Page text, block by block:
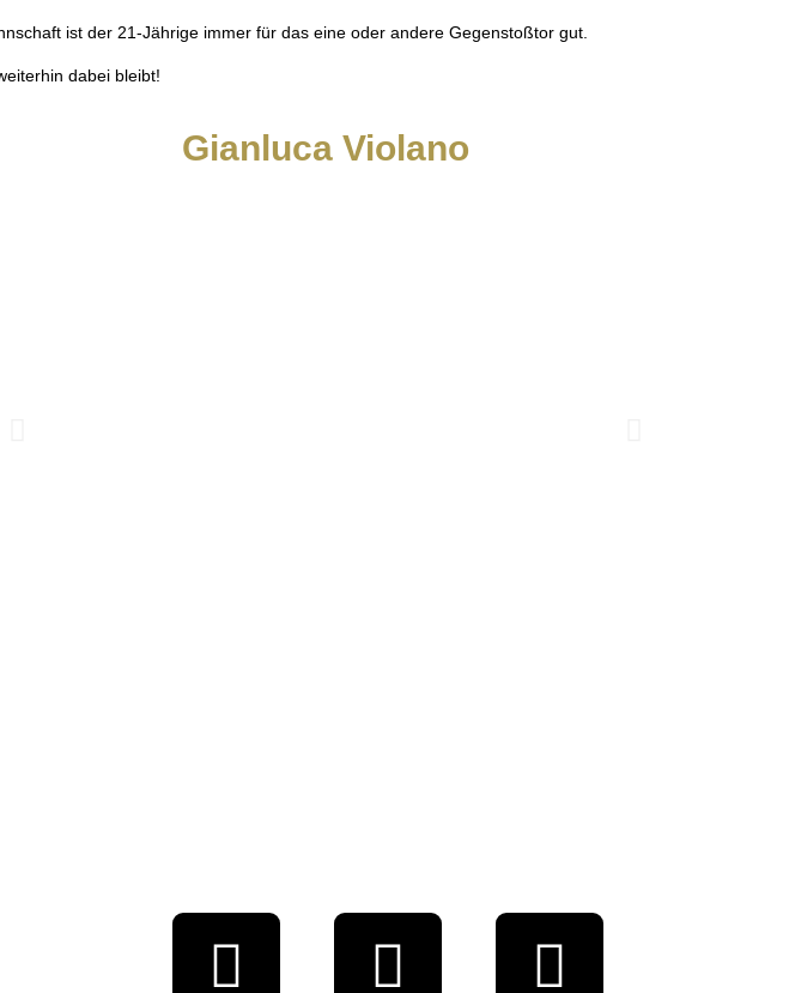
ist der 21-Jährige immer für das eine oder andere Gegenstoßtor gut.
dabei bleibt!
Gianluca Violano